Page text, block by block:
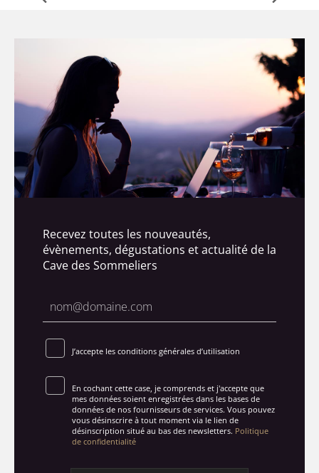
Recevez toutes les nouveautés,
évènements, dégustations et actualité de la
Cave des Sommeliers
J’accepte les conditions générales d’utilisation
En cochant cette case, je comprends et j'accepte que
mes données soient enregistrées dans les bases de
données de nos fournisseurs de services. Vous pouvez
vous désinscrire à tout moment via le lien de
désinscription situé au bas des newsletters. Politique
de confidentialité